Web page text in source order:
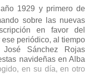
1929 y primero de
sobre las nuevas
en favor del
periódico, al tiempo
Sánchez Rojas
navideñas en Alba
en su día, en otro